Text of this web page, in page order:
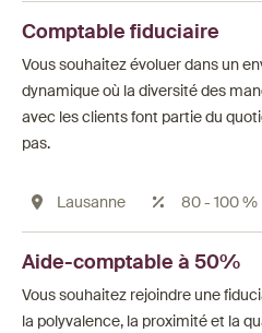
Comptable fiduciaire
Vous souhaitez évoluer dans un
dynamique où la diversité des
avec les clients font partie du
pas.
Lausanne 80 - 100 %
Aide-comptable à 50%
Vous souhaitez rejoindre une
la polyvalence, la proximité et la